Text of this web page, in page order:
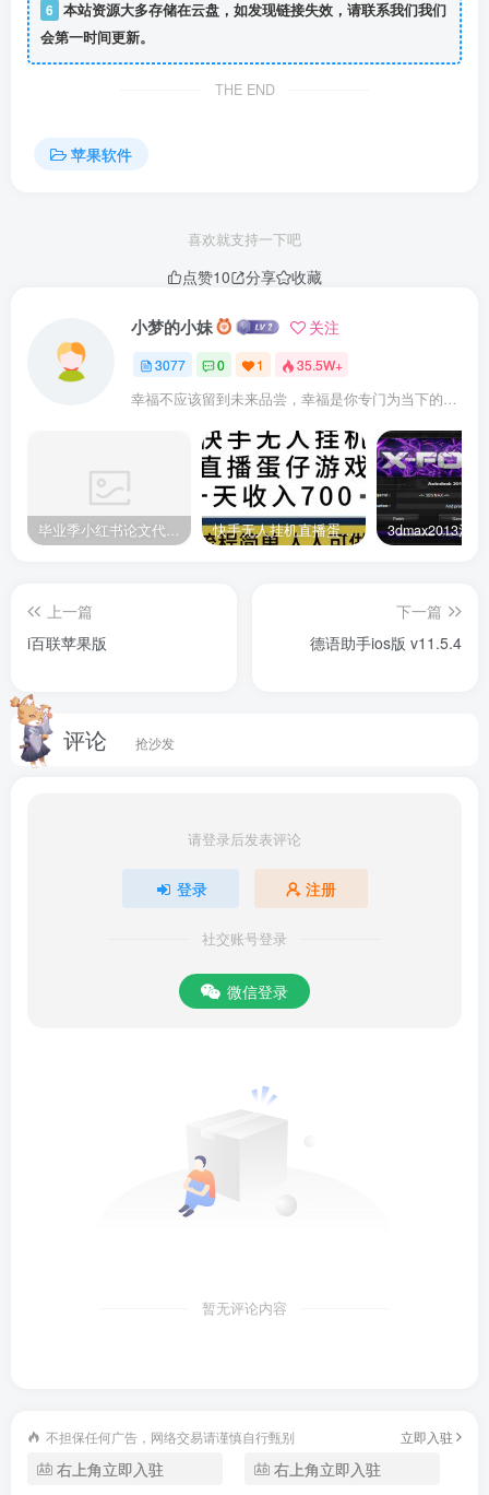
全国，并且取快递和寄快递也已经变成常态，而本次小编带
来的这款菜鸟裹裹苹果版
就是由阿里巴巴旗下菜鸟网络为苹
件内的服务支持淘宝、天猫、闲鱼等多家主要电商平台，覆
盖国内外140多家快递公司，让人们的取寄快递变得更加的
简便。同时菜鸟裹裹苹果版不仅一样支持用户在线一键呼叫
包裹，软件还支持大家提供输入手机号的方式来绑定亲友关
系，一键管理全家人的包裹物流信息，更能方便为亲友代收
包裹。最重要的是软件还有一键取件的功能，无需取件码，
用扫一扫即可一键取出自提柜和驿站包裹，有需要的朋友快
务；同时支持淘宝、天猫、闲鱼运费险商品免费退货，购物
达人们从此任性买无忧退。
可以通过手机号码绑定亲友关系，一键管理全家人的包裹物
无需取件码，使用菜鸟APP扫一扫即可一键取出自提柜和驿
站包裹。
6 本站资源大多存储在云盘，如发现链接失效，请联系我们我们
会第一时间更新。
THE END
苹果软件
喜欢就支持一下吧
点赞10 分享 收藏
小梦的小妹 关注
3077 0 1 35.5W+
幸福不应该留到未来品尝，幸福是你专门为当下的自己所准备的
快手无人挂机直播蛋仔游戏，一天收入700+流程简单人人可做（送10G素材）
上一篇
i百联苹果版
下一篇
德语助手ios版 v11.5.4
评论 抢沙发
请登录后发表评论
登录 注册
社交账号登录
微信登录
暂无评论内容
不担保任何广告，网络交易请谨慎自行甄别 立即入驻
右上角立即入驻 右上角立即入驻